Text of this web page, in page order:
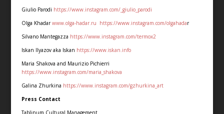
Giulio Parodi https://www.instagram.com/_giulio_parodi
Olga Khadarwww.olga-hadar.ru https://www.instagram.com/olgahadar
Silvano Mantegazza https://www.instagram.com/termox2
Iskan Ilyazov aka Iskan https://www.iskan.info
Maria Shakova and Maurizio Pichierri
https://www.instagram.com/maria_shakova
Galina Zhurkina https://www.instagram.com/gzhurkina_art
Press Contact
Tablinum Cultural Management